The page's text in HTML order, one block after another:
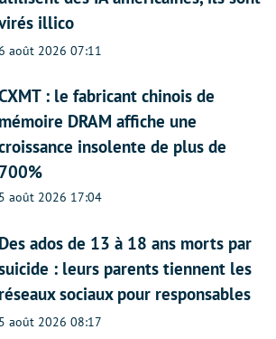
illico
août 2026 07:11
: le fabricant chinois de
mémoire DRAM affiche une
insolente de plus de
700%
5 août 2026 17:04
Des ados de 13 à 18 ans morts par
: leurs parents tiennent les
réseaux sociaux pour responsables
5 août 2026 08:17